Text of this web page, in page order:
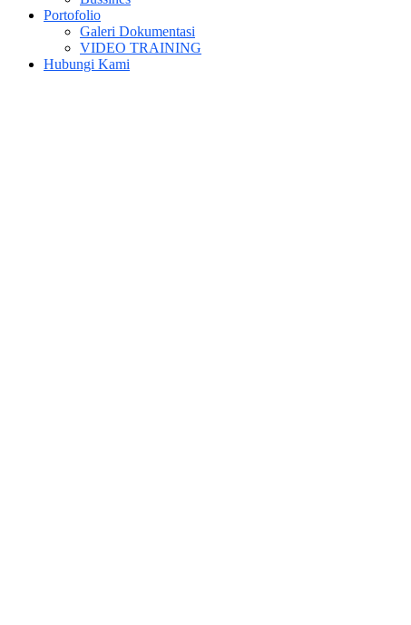
Portofolio
Galeri Dokumentasi
VIDEO TRAINING
Hubungi Kami